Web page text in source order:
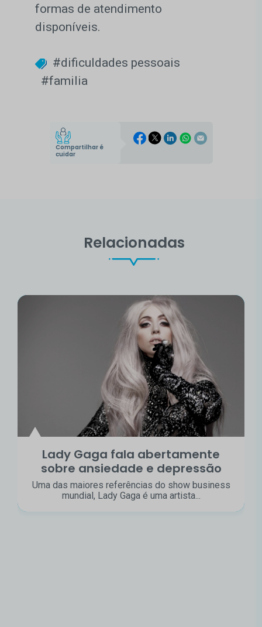
formas de atendimento
disponíveis.
#dificuldades pessoais
#familia
Compartilhar é
cuidar
Relacionadas
Lady Gaga fala abertamente
sobre ansiedade e depressão
Uma das maiores referências do show business
mundial, Lady Gaga é uma artista...